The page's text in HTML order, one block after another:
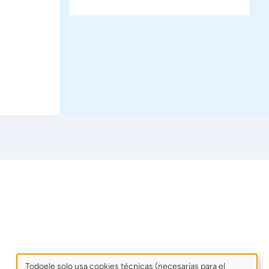
Todoele solo usa cookies técnicas (necesarias para el